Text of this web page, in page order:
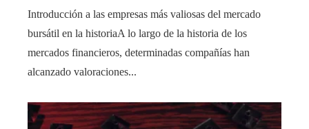
Introducción a las empresas más valiosas del mercado
bursátil en la historiaA lo largo de la historia de los
mercados financieros, determinadas compañías han
alcanzado valoraciones...